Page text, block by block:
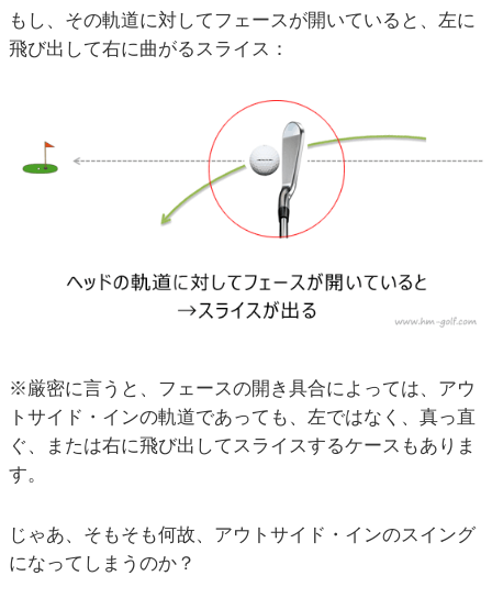
もし、その軌道に対してフェースが開いていると、左に
飛び出して右に曲がるスライス：
※厳密に言うと、フェースの開き具合によっては、アウ
トサイド・インの軌道であっても、左ではなく、真っ直
ぐ、または右に飛び出してスライスするケースもありま
す。
じゃあ、そもそも何故、アウトサイド・インのスイング
になってしまうのか？